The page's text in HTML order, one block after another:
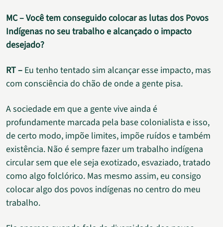
MC – Você tem conseguido colocar as lutas dos Povos
Indígenas no seu trabalho e alcançado o impacto
desejado?
RT – Eu tenho tentado sim alcançar esse impacto, mas
com consciência do chão de onde a gente pisa.
A sociedade em que a gente vive ainda é
profundamente marcada pela base colonialista e isso,
de certo modo, impõe limites, impõe ruídos e também
existência. Não é sempre fazer um trabalho indígena
circular sem que ele seja exotizado, esvaziado, tratado
como algo folclórico. Mas mesmo assim, eu consigo
colocar algo dos povos indígenas no centro do meu
trabalho.